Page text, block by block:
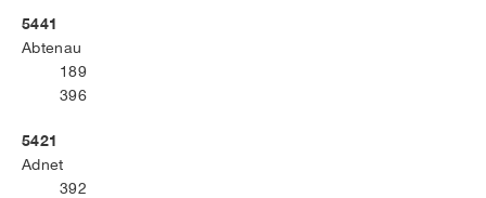
5441
Abtenau
189
396
5421
Adnet
392